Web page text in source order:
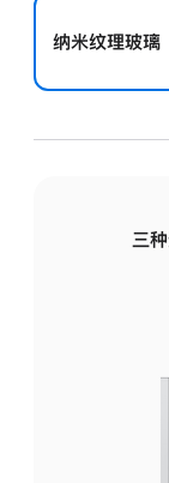
纳米纹理玻璃
三